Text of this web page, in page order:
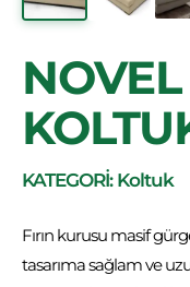
KATEGORİ: Koltuk
Fırın kurusu masif
tasarıma sağlam ve